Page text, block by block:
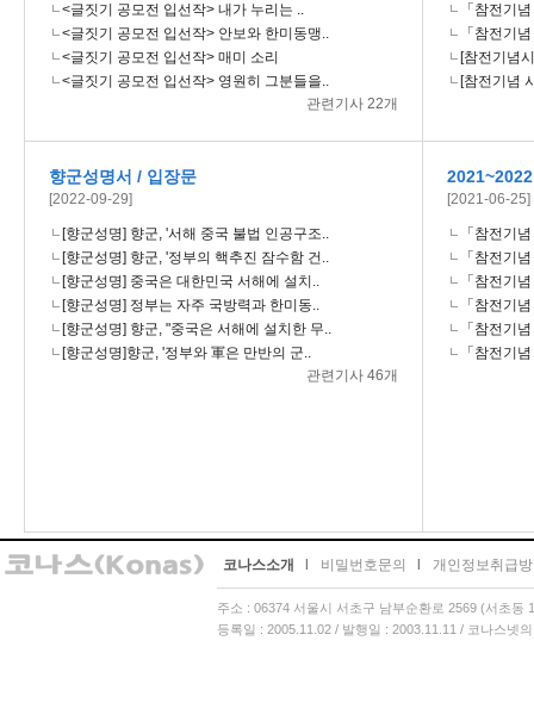
<글짓기 공모전 입선작> 내가 누리는 ..
<글짓기 공모전 입선작> 안보와 한미동맹..
<글짓기 공모전 입선작> 매미 소리
<글짓기 공모전 입선작> 영원히 그분들을..
관련기사 22개
「참전기
「참전기
[참전기념
[참전기념
향군성명서 / 입장문
[2022-09-29]
[향군성명] 향군, '서해 중국 불법 인공구조..
[향군성명] 향군, '정부의 핵추진 잠수함 건..
[향군성명] 중국은 대한민국 서해에 설치..
[향군성명] 정부는 자주 국방력과 한미동..
[향군성명] 향군, "중국은 서해에 설치한 무..
[향군성명]향군, '정부와 軍은 만반의 군..
관련기사 46개
[2021-06-25]
「참전기
「참전기
「참전기
「참전기
「참전기
「참전기
코나스소개 비밀번호문의 개인정보취급
주소 : 06374 서울시 서초구 남부순환로 2569 (서초
등록일 : 2005.11.02 / 발행일 : 2003.11.11 / 코나스넷